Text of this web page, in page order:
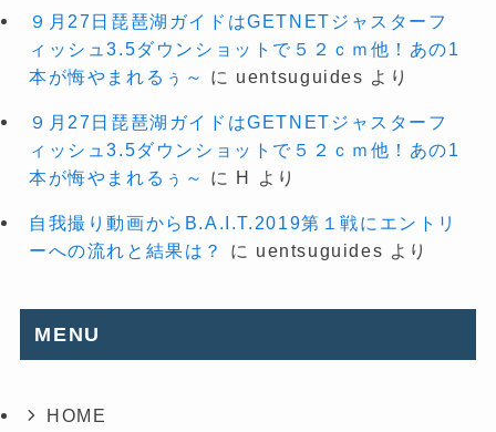
９月27日琵琶湖ガイドはGETNETジャスターフ
ィッシュ3.5ダウンショットで５２ｃｍ他！あの1
本が悔やまれるぅ～
に uentsuguides より
９月27日琵琶湖ガイドはGETNETジャスターフ
ィッシュ3.5ダウンショットで５２ｃｍ他！あの1
本が悔やまれるぅ～
に H より
自我撮り動画からB.A.I.T.2019第１戦にエントリ
ーへの流れと結果は？
に uentsuguides より
MENU
HOME